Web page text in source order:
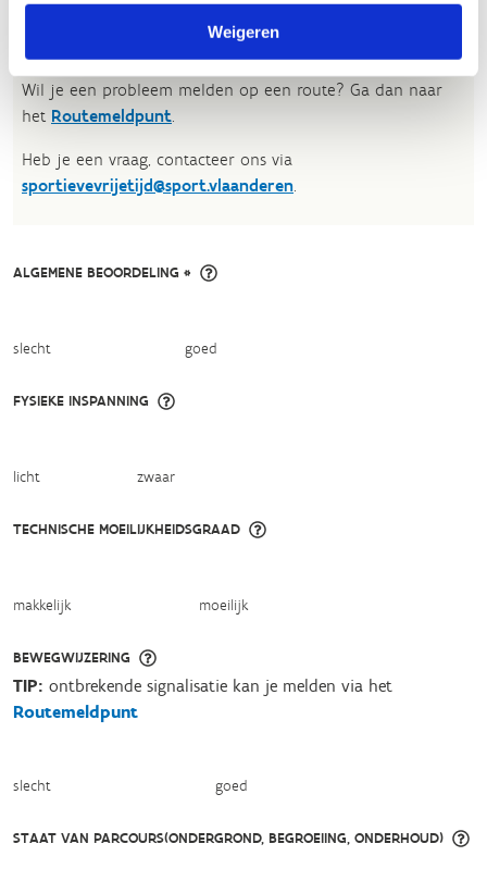
Weigeren
Voor meer informatie over onze routestructuren, neem een
Wil je een probleem melden op een route? Ga dan naar
het Routemeldpunt.
Heb je een vraag, contacteer ons via
sportievevrijetijd@sport.vlaanderen.​
ALGEMENE BEOORDELING *
slecht goed
FYSIEKE INSPANNING
licht zwaar
TECHNISCHE MOEILIJKHEIDSGRAAD
makkelijk moeilijk
BEWEGWIJZERING
slecht goed
TIP: ontbrekende signalisatie kan je melden via het
Routemeldpunt
STAAT VAN PARCOURS(ONDERGROND, BEGROEIING, ONDERHOUD)